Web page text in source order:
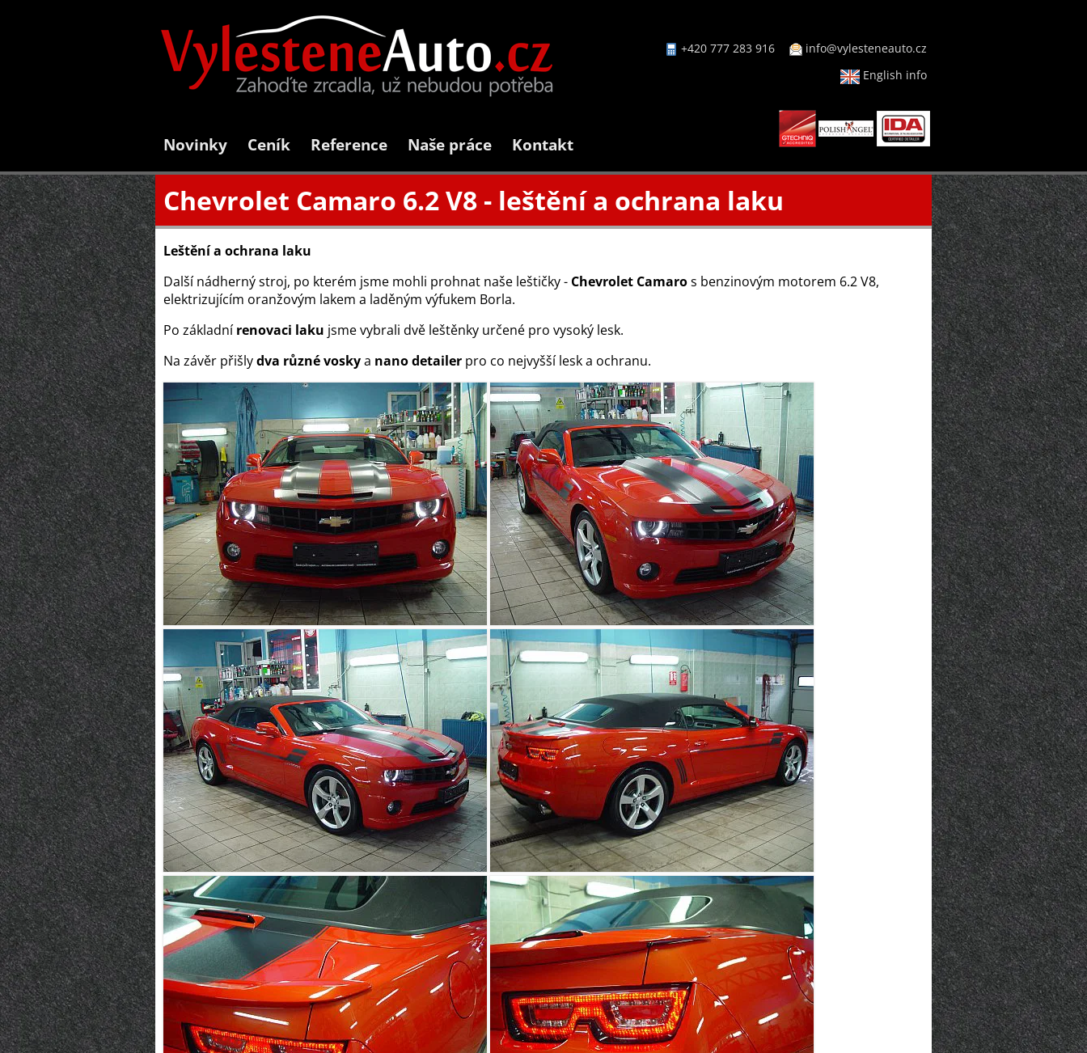
+420 777 283 916
info@vylesteneauto.cz
English info
Novinky Ceník Reference Naše práce Kontakt
Chevrolet Camaro 6.2 V8 - leštění a ochrana laku
Leštění a ochrana laku
Další nádherný stroj, po kterém jsme mohli prohnat naše leštičky - Chevrolet Camaros benzinovým motorem 6.2 V8,
elektrizujícím oranžovým lakem a laděným výfukem Borla.
Po základnírenovaci laku jsme vybrali dvě leštěnky určené pro vysoký lesk.
Na závěr přišlydva různé voskya nano detailer pro co nejvyšší lesk a ochranu.